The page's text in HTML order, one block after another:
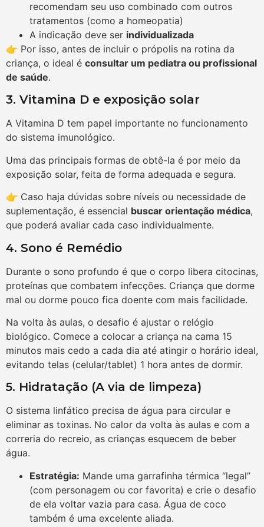
recomendam seu uso combinado com outros
tratamentos (como a homeopatia)
A indicação deve ser individualizada
👉 Por isso, antes de incluir o própolis na rotina da
criança, o ideal é consultar um pediatra ou profissional
de saúde.
3. Vitamina D e exposição solar
A Vitamina D tem papel importante no funcionamento
do sistema imunológico.
Uma das principais formas de obtê-la é por meio da
exposição solar, feita de forma adequada e segura.
👉 Caso haja dúvidas sobre níveis ou necessidade de
suplementação, é essencial buscar orientação médica,
que poderá avaliar cada caso individualmente.
4. Sono é Remédio
Durante o sono profundo é que o corpo libera citocinas,
proteínas que combatem infecções. Criança que dorme
mal ou dorme pouco fica doente com mais facilidade.
Na volta às aulas, o desafio é ajustar o relógio
biológico. Comece a colocar a criança na cama 15
minutos mais cedo a cada dia até atingir o horário ideal,
evitando telas (celular/tablet) 1 hora antes de dormir.
5. Hidratação (A via de limpeza)
O sistema linfático precisa de água para circular e
eliminar as toxinas. No calor da volta às aulas e com a
correria do recreio, as crianças esquecem de beber
água.
Estratégia: Mande uma garrafinha térmica “legal”
(com personagem ou cor favorita) e crie o desafio
de ela voltar vazia para casa. Água de coco
também é uma excelente aliada.